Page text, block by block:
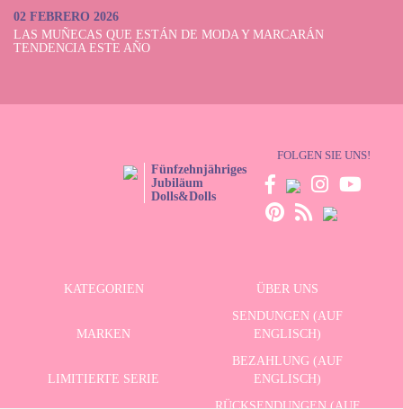
02 FEBRERO 2026
LAS MUÑECAS QUE ESTÁN DE MODA Y MARCARÁN
TENDENCIA ESTE AÑO
Fünfzehnjähriges
Jubiläum
Dolls&Dolls
FOLGEN SIE UNS!
KATEGORIEN ÜBER UNS
MARKEN
SENDUNGEN (AUF
ENGLISCH)
LIMITIERTE SERIE
BEZAHLUNG (AUF
ENGLISCH)
RÜCKSENDUNGEN (AUF